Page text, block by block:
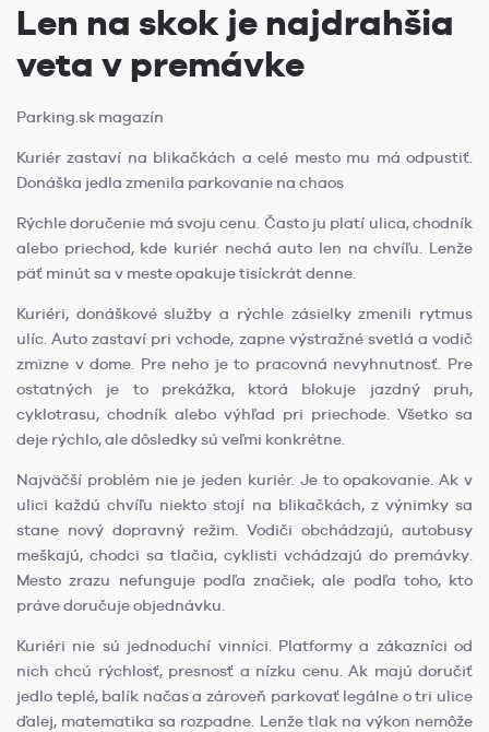
Len na skok je najdrahšia
veta v premávke
Parking.sk magazín
Kuriér zastaví na blikačkách a celé mesto mu má odpustiť.
Donáška jedla zmenila parkovanie na chaos
Rýchle doručenie má svoju cenu. Často ju platí ulica, chodník
alebo priechod, kde kuriér nechá auto len na chvíľu. Lenže
päť minút sa v meste opakuje tisíckrát denne.
Kuriéri, donáškové služby a rýchle zásielky zmenili rytmus
ulíc. Auto zastaví pri vchode, zapne výstražné svetlá a vodič
zmizne v dome. Pre neho je to pracovná nevyhnutnosť. Pre
ostatných je to prekážka, ktorá blokuje jazdný pruh,
cyklotrasu, chodník alebo výhľad pri priechode. Všetko sa
deje rýchlo, ale dôsledky sú veľmi konkrétne.
Najväčší problém nie je jeden kuriér. Je to opakovanie. Ak v
ulici každú chvíľu niekto stojí na blikačkách, z výnimky sa
stane nový dopravný režim. Vodiči obchádzajú, autobusy
meškajú, chodci sa tlačia, cyklisti vchádzajú do premávky.
Mesto zrazu nefunguje podľa značiek, ale podľa toho, kto
práve doručuje objednávku.
Kuriéri nie sú jednoduchí vinníci. Platformy a zákazníci od
nich chcú rýchlosť, presnosť a nízku cenu. Ak majú doručiť
jedlo teplé, balík načas a zároveň parkovať legálne o tri ulice
ďalej, matematika sa rozpadne. Lenže tlak na výkon nemôže